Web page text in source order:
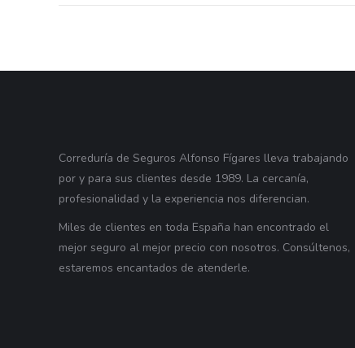
Correduría de Seguros Alfonso Fígares lleva trabajando
por y para sus clientes desde 1989. La cercanía,
profesionalidad y la experiencia nos diferencian.
Miles de clientes en toda España han encontrado el
mejor seguro al mejor precio con nosotros. Consúltenos,
estaremos encantados de atenderle.